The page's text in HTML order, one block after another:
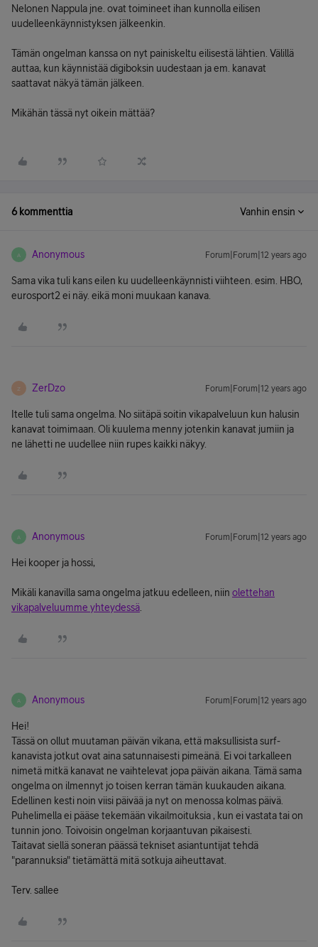
Nelonen Nappula jne. ovat toimineet ihan kunnolla eilisen
uudelleenkäynnistyksen jälkeenkin.
Tämän ongelman kanssa on nyt painiskeltu eilisestä lähtien. Välillä
auttaa, kun käynnistää digiboksin uudestaan ja em. kanavat
saattavat näkyä tämän jälkeen.
Mikähän tässä nyt oikein mättää?
6 kommenttia Vanhin ensin
A Anonymous Forum|Forum|12 years ago
Sama vika tuli kans eilen ku uudelleenkäynnisti viihteen. esim. HBO,
eurosport2 ei näy. eikä moni muukaan kanava.
Z ZerDzo Forum|Forum|12 years ago
Itelle tuli sama ongelma. No siitäpä soitin vikapalveluun kun halusin
kanavat toimimaan. Oli kuulema menny jotenkin kanavat jumiin ja
ne lähetti ne uudellee niin rupes kaikki näkyy.
A Anonymous Forum|Forum|12 years ago
Hei kooper ja hossi,
Mikäli kanavilla sama ongelma jatkuu edelleen, niin olettehan
vikapalveluumme yhteydessä
A Anonymous Forum|Forum|12 years ago
Hei!
Tässä on ollut muutaman päivän vikana, että maksullisista surf-
kanavista jotkut ovat aina satunnaisesti pimeänä. Ei voi tarkalleen
nimetä mitkä kanavat ne vaihtelevat jopa päivän aikana. Tämä sama
ongelma on ilmennyt jo toisen kerran tämän kuukauden aikana.
Edellinen kesti noin viisi päivää ja nyt on menossa kolmas päivä.
Puhelimella ei pääse tekemään vikailmoituksia , kun ei vastata tai on
tunnin jono. Toivoisin ongelman korjaantuvan pikaisesti.
Taitavat siellä soneran päässä tekniset asiantuntijat tehdä
"parannuksia" tietämättä mitä sotkuja aiheuttavat.
Terv. sallee